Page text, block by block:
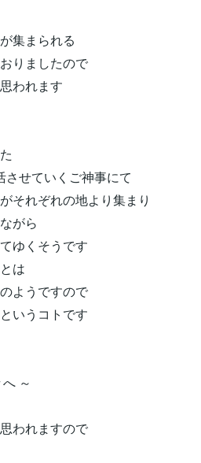
集まられる
りましたので
われます
せていくご神事にて
それぞれの地より集まり
がら
ゆくそうです
は
ようですので
いうコトです
～
われますので